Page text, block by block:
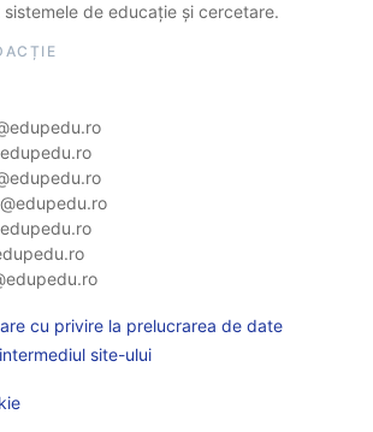
de educație și cercetare.
cu privire la prelucrarea de date
site-ului